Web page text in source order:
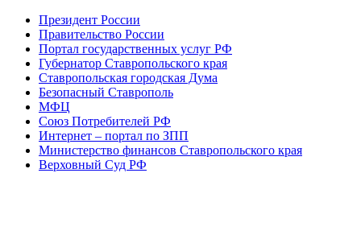
Президент России
Правительство России
Портал государственных услуг РФ
Губернатор Ставропольского края
Ставропольская городская Дума
Безопасный Ставрополь
МФЦ
Союз Потребителей РФ
Интернет – портал по ЗПП
Министерство финансов Ставропольского края
Верховный Суд РФ